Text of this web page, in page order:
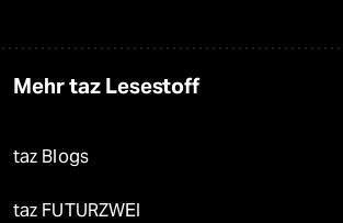
Mehr taz Lesestoff
taz Blogs
taz FUTURZWEI